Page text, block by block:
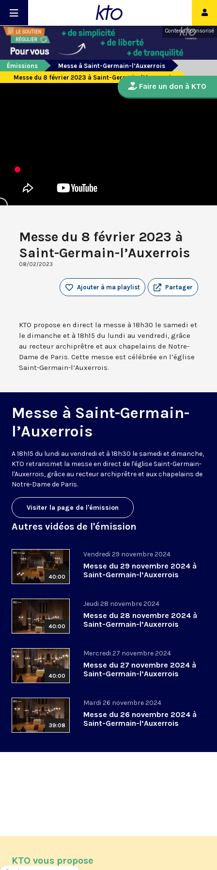
Contenu sponsorisé
Émissions
Messe à Saint-Germain-l’Auxerrois
Messe du 8 février 2023 à Saint-Germain-l’Auxerrois
Messe du 8 février 2023 à
Saint-Germain-l’Auxerrois
08/02/2023
Partager
Ajouter à ma playlist
KTO propose en direct la messe à 18h30 le samedi et
le dimanche et à 18h15 du lundi au vendredi, grâce
au recteur archiprêtre et aux chapelains de Notre-
Dame de Paris. Cette messe est célébrée en l’église
Saint-Germain-l’Auxerrois.
Messe à Saint-Germain-
l’Auxerrois
A 18h15 du lundi au vendredi et à 18h30 le samedi et dimanche,
KTO retransmet la messe en direct de l'église Saint-Germain-
l'Auxerrois, grâce au recteur archiprêtre et aux chapelains de
Notre-Dame de Paris.
Visiter la page de l'émission
Autres vidéos de l'émission
40:00
Vendredi 29 novembre 2024
Messe du 29 novembre 2024 à
Saint-Germain-l’Auxerrois
40:00
Jeudi 28 novembre 2024
Messe du 28 novembre 2024 à
Saint-Germain-l’Auxerrois
40:00
Mercredi 27 novembre 2024
Messe du 27 novembre 2024 à
Saint-Germain-l’Auxerrois
39:08
Mardi 26 novembre 2024
Messe du 26 novembre 2024 à
Saint-Germain-l’Auxerrois
Faire un don à KTO
KTO vous propose